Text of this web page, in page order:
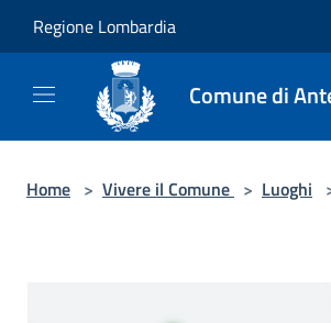
Regione Lombardia
Comune di
Home > Vivere il Comune > Luoghi